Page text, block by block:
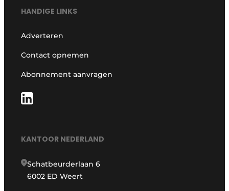
HANDIGE LINKS
Adverteren
Contact opnemen
Abonnement aanvragen
KANTOOR NEDERLAND
Schatbeurderlaan 6
6002 ED Weert